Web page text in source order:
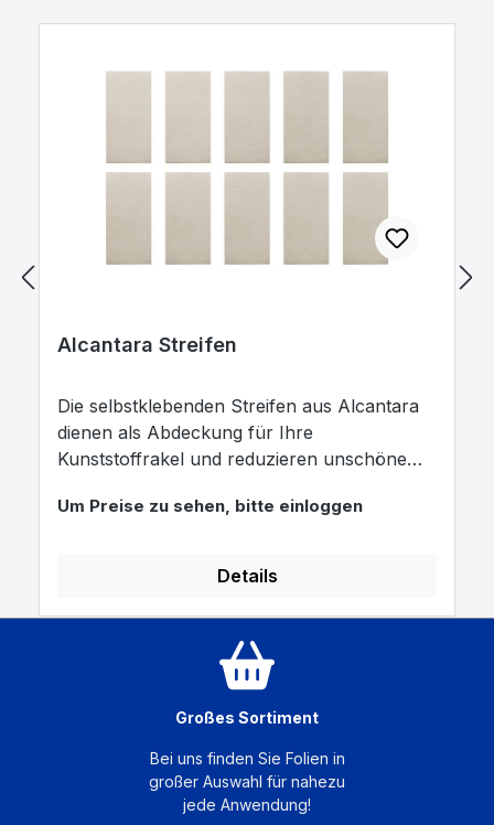
Alcantara Streifen
Die selbstklebenden Streifen aus Alcantara
dienen als Abdeckung für Ihre
Kunststoffrakel und reduzieren unschöne
Alcantara Streifen erhöhen außerdem die
Um Preise zu sehen, bitte einloggen
Details
Großes Sortiment
Bei uns finden Sie Folien in
großer Auswahl für nahezu
jede Anwendung!